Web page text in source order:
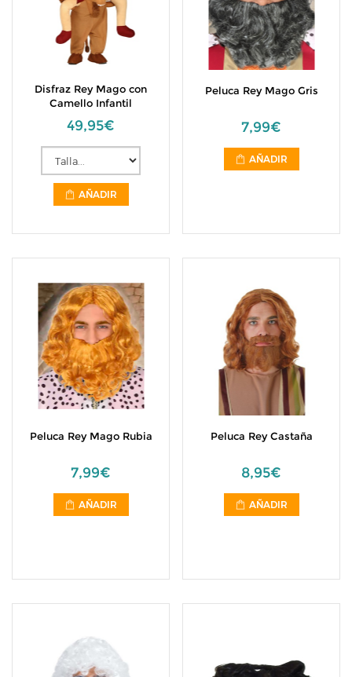
Disfraz Rey Mago con
Camello Infantil
49,95€
AÑADIR
Peluca Rey Mago Gris
7,99€
AÑADIR
Peluca Rey Mago Rubia
7,99€
AÑADIR
Peluca Rey Castaña
8,95€
AÑADIR